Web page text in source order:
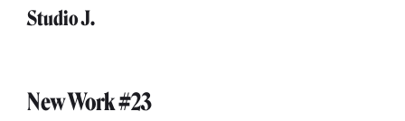
Studio J.
New Work #23